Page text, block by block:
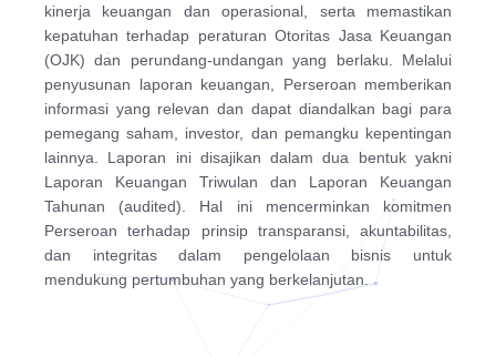
kinerja keuangan dan operasional, serta memastikan
kepatuhan terhadap peraturan Otoritas Jasa Keuangan
(OJK) dan perundang-undangan yang berlaku. Melalui
penyusunan laporan keuangan, Perseroan memberikan
informasi yang relevan dan dapat diandalkan bagi para
pemegang saham, investor, dan pemangku kepentingan
lainnya. Laporan ini disajikan dalam dua bentuk yakni
Laporan Keuangan Triwulan dan Laporan Keuangan
Tahunan (audited). Hal ini mencerminkan komitmen
Perseroan terhadap prinsip transparansi, akuntabilitas,
dan integritas dalam pengelolaan bisnis untuk
mendukung pertumbuhan yang berkelanjutan.